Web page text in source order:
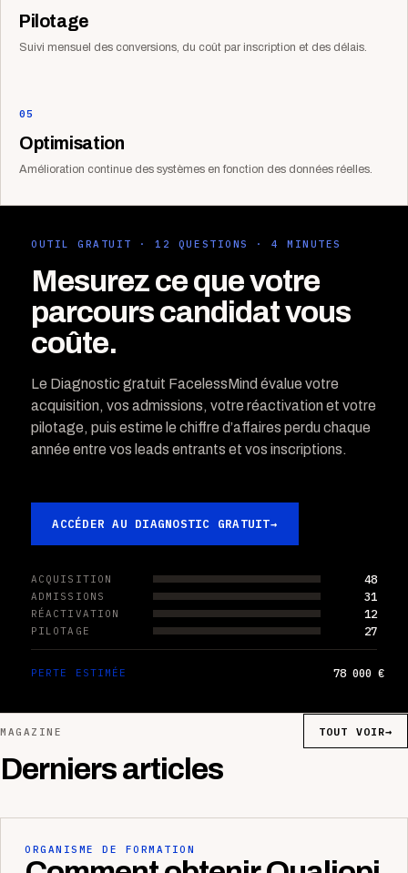
Pilotage
Suivi mensuel des conversions, du coût par inscription et des délais.
05
Optimisation
Amélioration continue des systèmes en fonction des données réelles.
OUTIL GRATUIT · 12 QUESTIONS · 4 MINUTES
Mesurez ce que votre
parcours candidat vous
coûte.
Le Diagnostic gratuit FacelessMind évalue votre
acquisition, vos admissions, votre réactivation et votre
pilotage, puis estime le chiffre d’affaires perdu chaque
année entre vos leads entrants et vos inscriptions.
ACCÉDER AU DIAGNOSTIC GRATUIT→
ACQUISITION 48
ADMISSIONS 31
RÉACTIVATION 12
PILOTAGE 27
PERTE ESTIMÉE 78 000 €
MAGAZINE
Derniers articles
TOUT VOIR→
ORGANISME DE FORMATION